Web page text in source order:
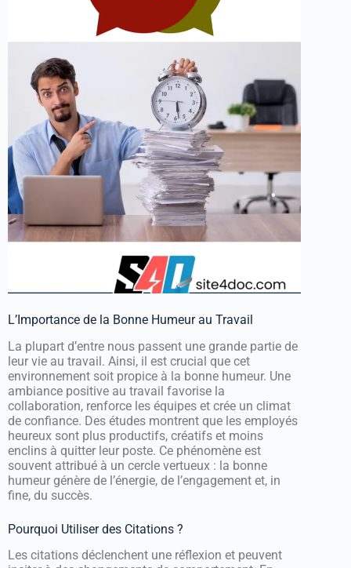
L’Importance de la Bonne Humeur au Travail
La plupart d’entre nous passent une grande partie de
leur vie au travail. Ainsi, il est crucial que cet
environnement soit propice à la bonne humeur. Une
ambiance positive au travail favorise la
collaboration, renforce les équipes et crée un climat
de confiance. Des études montrent que les employés
heureux sont plus productifs, créatifs et moins
enclins à quitter leur poste. Ce phénomène est
souvent attribué à un cercle vertueux : la bonne
humeur génère de l’énergie, de l’engagement et, in
fine, du succès.
Pourquoi Utiliser des Citations ?
Les citations déclenchent une réflexion et peuvent